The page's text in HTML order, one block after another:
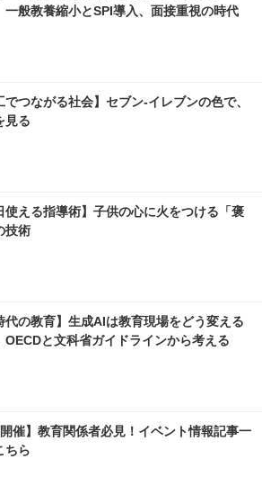
般教養縮小とSPI導入、面接重視の時代
でつながる社会】セブン‐イレブンの色で、
見る
使える指導術】子供の心に火をつける「褒
技術
代の教育】生成AIは教育現場をどう変える
OECDと文科省ガイドラインから考える
開催】教育関係者必見！イベント情報記事一
ちら